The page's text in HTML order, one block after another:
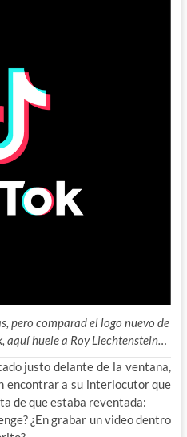
pero comparad el logo nuevo de
aquí huele a Roy Liechtenstein…
justo delante de la ventana,
encontrar a su interlocutor que
de que estaba reventada:
¿En grabar un video dentro